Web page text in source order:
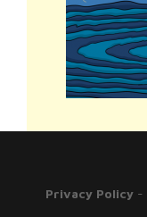
Privacy Policy-